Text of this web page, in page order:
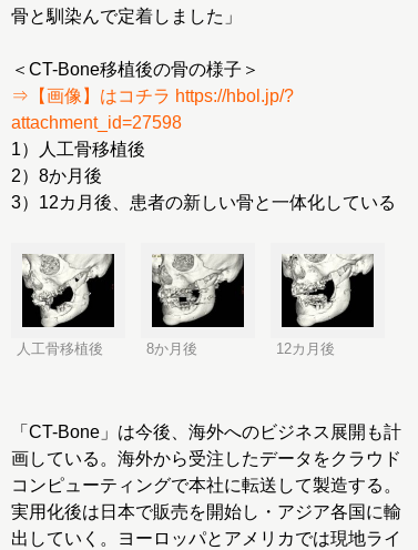
骨と馴染んで定着しました」
⇒【画像】はコチラ https://hbol.jp/?
attachment_id=27598
1）人工骨移植後
2）8か月後
3）12カ月後、患者の新しい骨と一体化している
人工骨移植後 8か月後 12カ月後
「CT-Bone」は今後、海外へのビジネス展開も計
画している。海外から受注したデータをクラウド
コンピューティングで本社に転送して製造する。
実用化後は日本で販売を開始し・アジア各国に輸
出していく。ヨーロッパとアメリカでは現地ライ